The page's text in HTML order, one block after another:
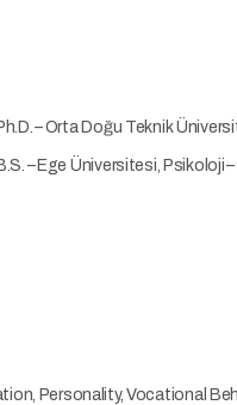
– Orta Doğu Teknik
– Ege Üniversitesi, Psikoloji
Personality, Vocational